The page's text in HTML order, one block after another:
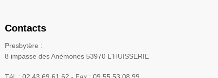
Contacts
Presbytère :
8 impasse des Anémones 53970 L'HUISSERIE